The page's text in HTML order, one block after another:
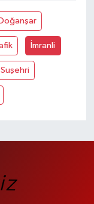
Doğanşar
İmranli
Suşehri